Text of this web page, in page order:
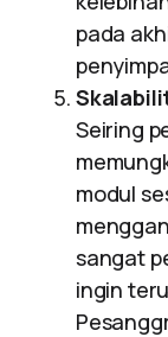
pada
Seiring
modul
sangat
ingin